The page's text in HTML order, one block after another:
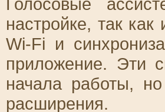
Голосовые
настройке, так
Wi-Fi и
приложение. Эти
начала работы,
расширения.